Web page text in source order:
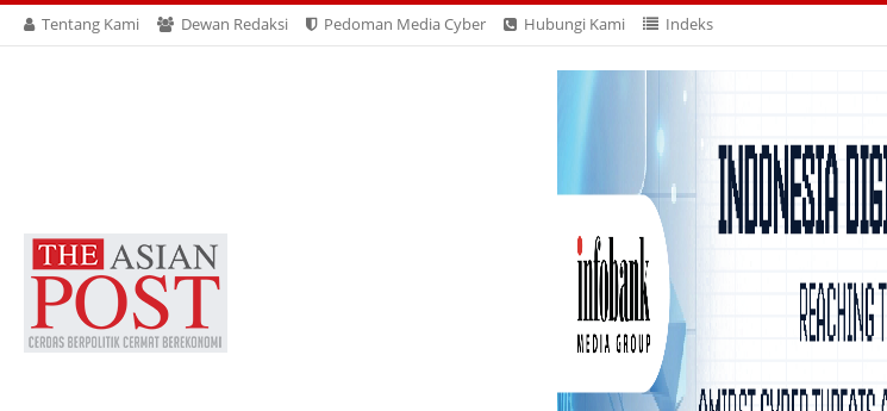
Tentang Kami Dewan Redaksi Pedoman Media Cyber Hubungi Kami Indeks